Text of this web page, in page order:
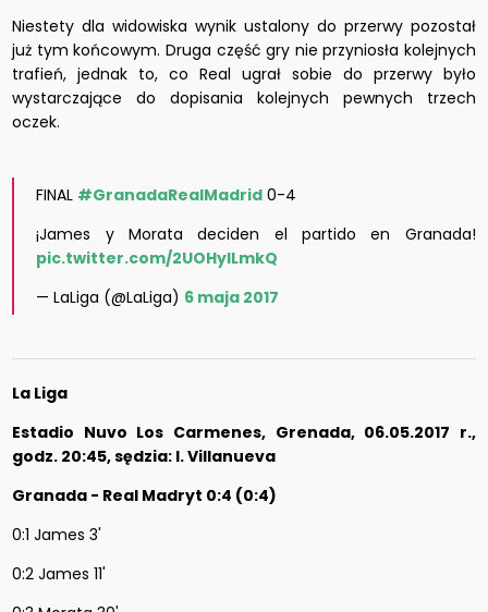
Niestety dla widowiska wynik ustalony do przerwy pozostał
już tym końcowym. Druga część gry nie przyniosła kolejnych
trafień, jednak to, co Real ugrał sobie do przerwy było
wystarczające do dopisania kolejnych pewnych trzech
oczek.
FINAL #GranadaRealMadrid 0-4
¡James y Morata deciden el partido en Granada!
pic.twitter.com/2UOHyILmkQ
— LaLiga (@LaLiga) 6 maja 2017
La Liga
Estadio Nuvo Los Carmenes, Grenada, 06.05.2017 r.,
godz. 20:45, sędzia: I. Villanueva
Granada - Real Madryt 0:4 (0:4)
0:1 James 3'
0:2 James 11'